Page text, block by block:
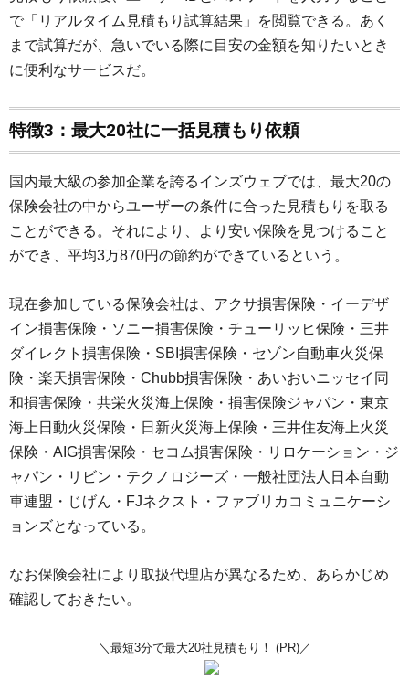
で「リアルタイム見積もり試算結果」を閲覧できる。あく
まで試算だが、急いでいる際に目安の金額を知りたいとき
に便利なサービスだ。
特徴3：最大20社に一括見積もり依頼
国内最大級の参加企業を誇るインズウェブでは、最大20の
保険会社の中からユーザーの条件に合った見積もりを取る
ことができる。それにより、より安い保険を見つけること
ができ、平均3万870円の節約ができているという。
現在参加している保険会社は、アクサ損害保険・イーデザ
イン損害保険・ソニー損害保険・チューリッヒ保険・三井
ダイレクト損害保険・SBI損害保険・セゾン自動車火災保
険・楽天損害保険・Chubb損害保険・あいおいニッセイ同
和損害保険・共栄火災海上保険・損害保険ジャパン・東京
海上日動火災保険・日新火災海上保険・三井住友海上火災
保険・AIG損害保険・セコム損害保険・リロケーション・ジ
ャパン・リビン・テクノロジーズ・一般社団法人日本自動
車連盟・じげん・FJネクスト・ファブリカコミュニケーシ
ョンズとなっている。
なお保険会社により取扱代理店が異なるため、あらかじめ
確認しておきたい。
＼最短3分で最大20社見積もり！ (PR)／